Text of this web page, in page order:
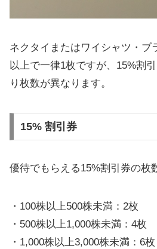
ネクタイまたはワイシャツ・ブ
以上で一律1枚ですが、15%割
り枚数が異なります。
15% 割引券
優待でもらえる15%割引券の枚
・100株以上500株未満：2枚
・500株以上1,000株未満：4枚
・1,000株以上3,000株未満：6枚